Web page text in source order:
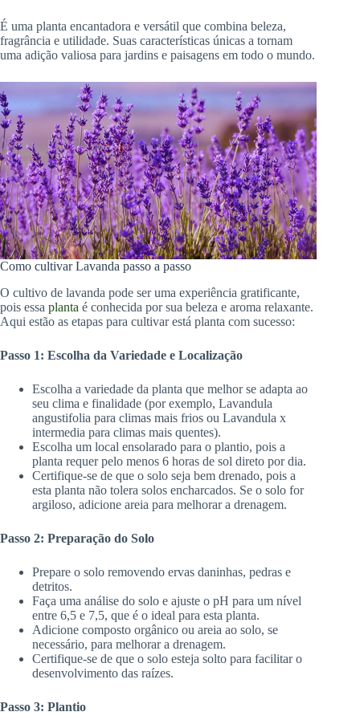
É uma planta encantadora e versátil que combina beleza,
fragrância e utilidade. Suas características únicas a tornam
uma adição valiosa para jardins e paisagens em todo o mundo.
Como cultivar Lavanda passo a passo
O cultivo de lavanda pode ser uma experiência gratificante,
pois essa planta é conhecida por sua beleza e aroma relaxante.
Aqui estão as etapas para cultivar está planta com sucesso:
Passo 1: Escolha da Variedade e Localização
Escolha a variedade da planta que melhor se adapta ao
seu clima e finalidade (por exemplo, Lavandula
angustifolia para climas mais frios ou Lavandula x
intermedia para climas mais quentes).
Escolha um local ensolarado para o plantio, pois a
planta requer pelo menos 6 horas de sol direto por dia.
Certifique-se de que o solo seja bem drenado, pois a
esta planta não tolera solos encharcados. Se o solo for
argiloso, adicione areia para melhorar a drenagem.
Passo 2: Preparação do Solo
Prepare o solo removendo ervas daninhas, pedras e
detritos.
Faça uma análise do solo e ajuste o pH para um nível
entre 6,5 e 7,5, que é o ideal para esta planta.
Adicione composto orgânico ou areia ao solo, se
necessário, para melhorar a drenagem.
Certifique-se de que o solo esteja solto para facilitar o
desenvolvimento das raízes.
Passo 3: Plantio